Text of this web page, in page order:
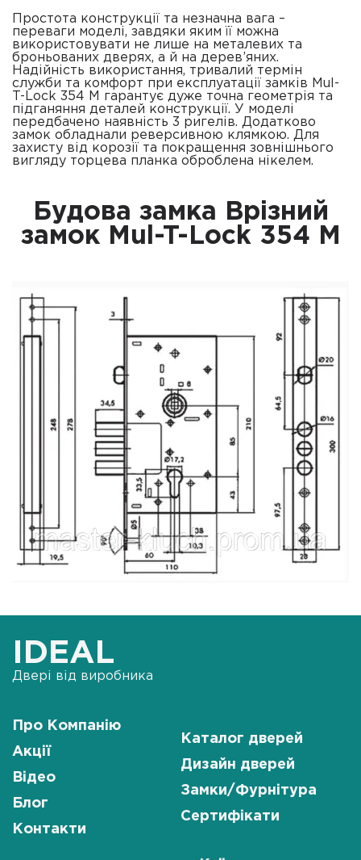
Простота конструкції та незначна вага –
переваги моделі, завдяки яким її можна
використовувати не лише на металевих та
броньованих дверях, а й на дерев’яних.
Надійність використання, тривалий термін
служби та комфорт при експлуатації замків Mul-
T-Lock 354 M гарантує дуже точна геометрія та
підганяння деталей конструкції. У моделі
передбачено наявність 3 ригелів. Додатково
замок обладнали реверсивною клямкою. Для
захисту від корозії та покращення зовнішнього
вигляду торцева планка оброблена нікелем.
Будова замка Врізний
замок Mul-T-Lock 354 M
IDEAL
Двері від виробника
Про Компанію
Акції
Відео
Блог
Контакти
Каталог дверей
Дизайн дверей
Замки/Фурнітура
Сертифікати